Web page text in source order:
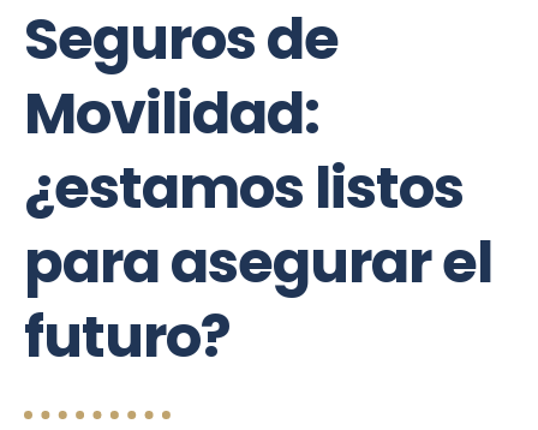
Seguros de
Movilidad:
¿estamos listos
para asegurar el
futuro?